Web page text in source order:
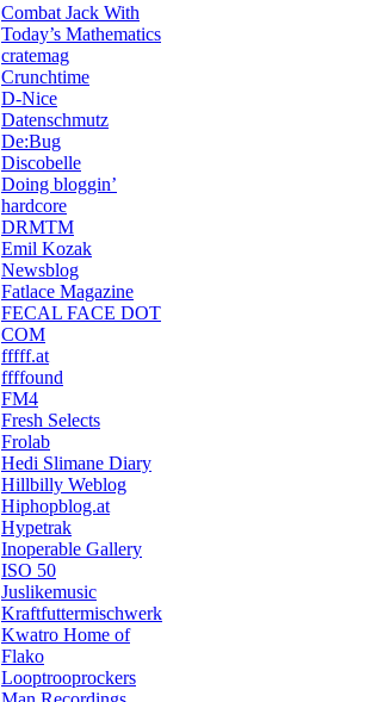
Combat Jack With
Today’s Mathematics
cratemag
Crunchtime
D-Nice
Datenschmutz
De:Bug
Discobelle
Doing bloggin’
hardcore
DRMTM
Emil Kozak
Newsblog
Fatlace Magazine
FECAL FACE DOT
COM
fffff.at
ffffound
FM4
Fresh Selects
Frolab
Hedi Slimane Diary
Hillbilly Weblog
Hiphopblog.at
Hypetrak
Inoperable Gallery
ISO 50
Juslikemusic
Kraftfuttermischwerk
Kwatro Home of
Flako
Looptrooprockers